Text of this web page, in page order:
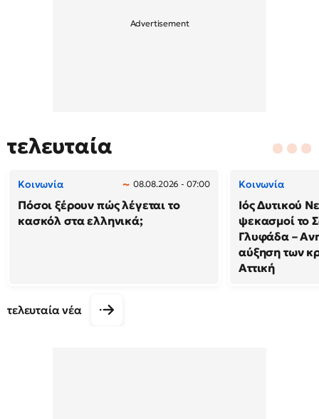
τελευταία
Κοινωνία 08.08.2026 - 07:00
Πόσοι ξέρουν πώς λέγεται το
κασκόλ στα ελληνικά;
Κοινωνία
Ιός Δυτικού
ψεκασμοί το
Γλυφάδα –
αύξηση των
Αττική
τελευταία νέα